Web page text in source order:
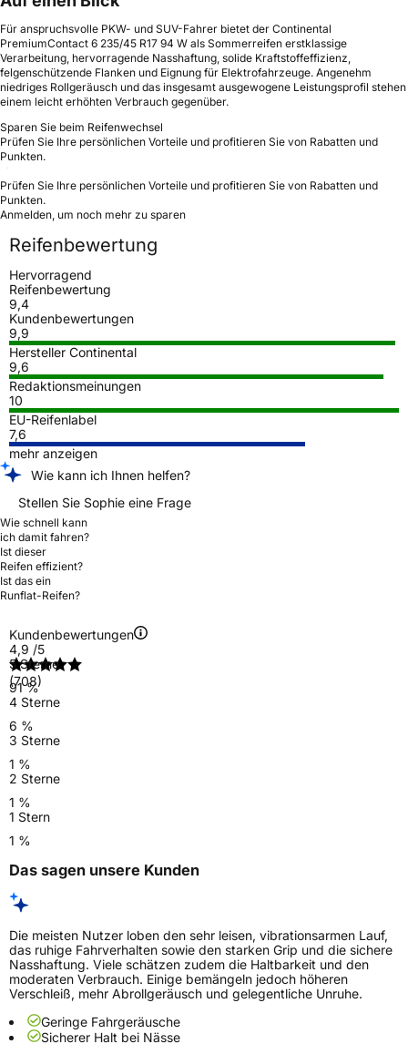
Für anspruchsvolle PKW- und SUV-Fahrer bietet der Continental
PremiumContact 6 235/45 R17 94 W als Sommerreifen erstklassige
Verarbeitung, hervorragende Nasshaftung, solide Kraftstoffeffizienz,
felgenschützende Flanken und Eignung für Elektrofahrzeuge. Angenehm
niedriges Rollgeräusch und das insgesamt ausgewogene Leistungsprofil stehen
einem leicht erhöhten Verbrauch gegenüber.
Sparen Sie beim Reifenwechsel
Prüfen Sie Ihre persönlichen Vorteile und profitieren Sie von Rabatten und
Punkten.
Prüfen Sie Ihre persönlichen Vorteile und profitieren Sie von Rabatten und
Punkten.
Anmelden, um noch mehr zu sparen
Reifenbewertung
Hervorragend
Reifenbewertung
9,4
Kundenbewertungen
9,9
Hersteller Continental
9,6
Redaktionsmeinungen
10
EU-Reifenlabel
7,6
mehr anzeigen
Wie kann ich Ihnen helfen?
Stellen Sie Sophie eine Frage
Wie schnell kann
ich damit fahren?
Ist dieser
Reifen effizient?
Ist das ein
Runflat-Reifen?
Kundenbewertungen
4,9 /5
(708)
5 Sterne
91 %
4 Sterne
6 %
3 Sterne
1 %
2 Sterne
1 %
1 Stern
1 %
Das sagen unsere Kunden
Die meisten Nutzer loben den sehr leisen, vibrationsarmen Lauf,
das ruhige Fahrverhalten sowie den starken Grip und die sichere
Nasshaftung. Viele schätzen zudem die Haltbarkeit und den
moderaten Verbrauch. Einige bemängeln jedoch höheren
Verschleiß, mehr Abrollgeräusch und gelegentliche Unruhe.
Geringe Fahrgeräusche
Sicherer Halt bei Nässe